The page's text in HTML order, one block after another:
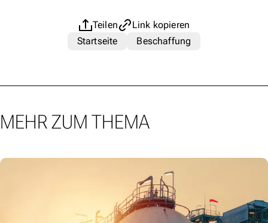
Teilen
Link kopieren
Startseite
Beschaffung
MEHR ZUM THEMA